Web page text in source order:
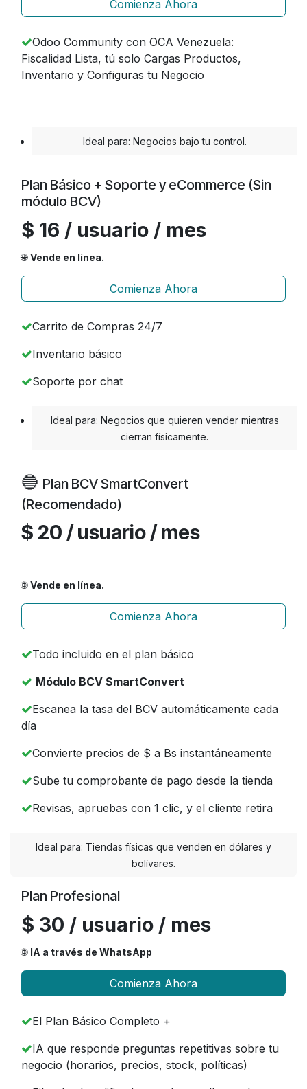
Comienza Ahora
Odoo Community con OCA Venezuela:
Fiscalidad Lista, tú solo Cargas Productos,
Inventario y Configuras tu Negocio
Ideal para: Negocios bajo tu control.
Plan Básico + Soporte y eCommerce (Sin
módulo BCV)
$ 16 / usuario / mes
🌐Vende en línea.
Comienza Ahora
Carrito de Compras 24/7
Inventario básico
Soporte por chat
Ideal para: Negocios que quieren vender mientras
cierran físicamente.
🔵 Plan BCV SmartConvert
(Recomendado)
$ 20 / usuario / mes
🌐Vende en línea.
Comienza Ahora
Todo incluido en el plan básico
Módulo BCV SmartConvert
Escanea la tasa del BCV automáticamente cada
día
Convierte precios de $ a Bs instantáneamente
Sube tu comprobante de pago desde la tienda
Revisas, apruebas con 1 clic, y el cliente retira
Ideal para: Tiendas físicas que venden en dólares y
bolívares.
Plan Profesional
$ 30 / usuario / mes
🌐 IA a través de WhatsApp
Comienza Ahora
El Plan Básico Completo +
IA que responde preguntas repetitivas sobre tu
negocio (horarios, precios, stock, políticas)